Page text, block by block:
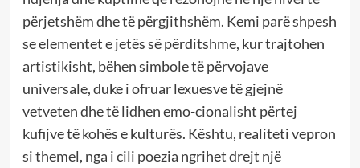
përjetshëm dhe të përgjithshëm. Kemi parë shpesh
se elementet e jetës së përditshme, kur trajtohen
artistikisht, bëhen simbole të përvojave
universale, duke i ofruar lexuesve të gjejnë
vetveten dhe të lidhen emo-cionalisht përtej
kufijve të kohës e kulturës. Kështu, realiteti vepron
si themel, nga i cili poezia ngrihet drejt një